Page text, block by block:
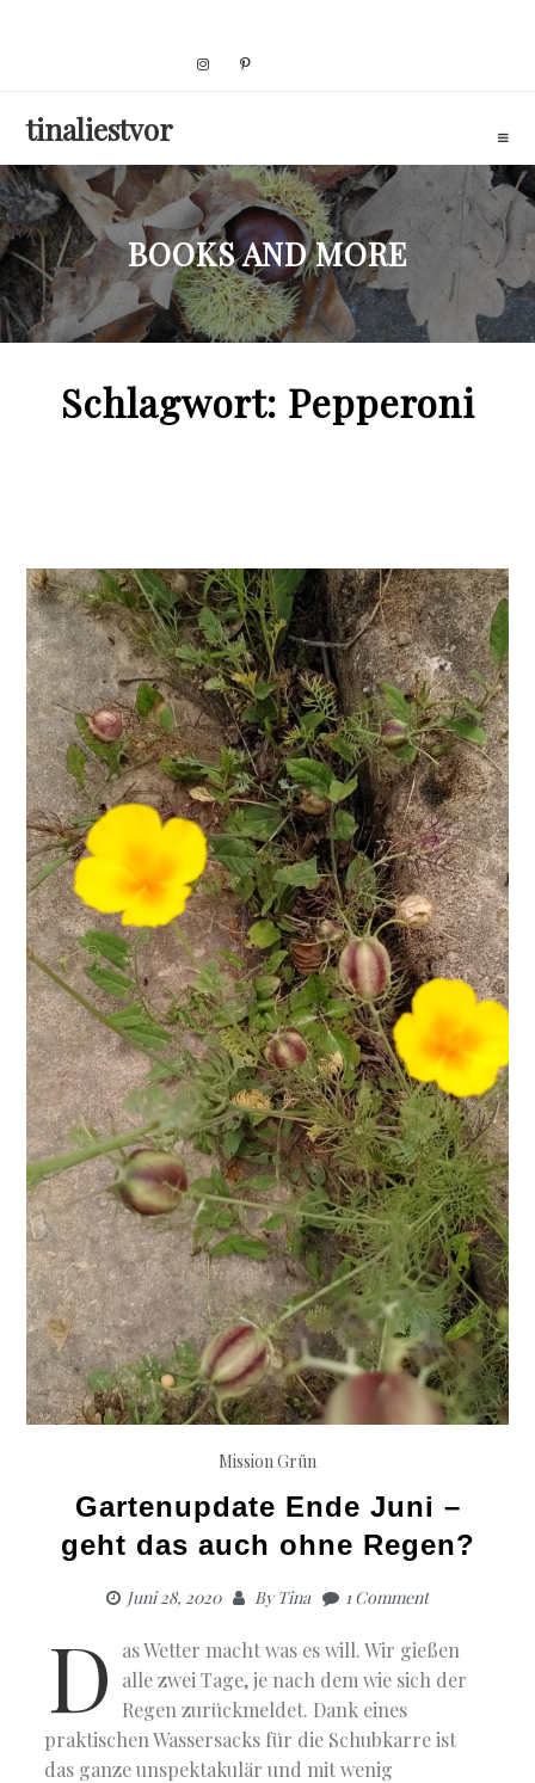
tinaliestvor
BOOKS AND MORE
Schlagwort: Pepperoni
Mission Grün
Gartenupdate Ende Juni –
geht das auch ohne Regen?
Juni 28, 2020 ByTina 1 Comment
D
as Wetter macht was es will. Wir gießen
alle zwei Tage, je nach dem wie sich der
Regen zurückmeldet. Dank eines
praktischen Wassersacks für die Schubkarre ist
das ganze unspektakulär und mit wenig